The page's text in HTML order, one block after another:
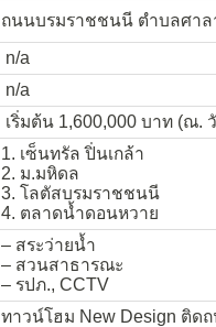
ถนนบรมราชชนนี ตำบลศา
n/a
n/a
เริ่มต้น 1,600,000 บาท (ณ.
1. เซ็นทรัล ปิ่นเกล้า
2. ม.มหิดล
3. โลตัสบรมราชชนนี
4. ตลาดน้ำดอนหวาย
– สระว่ายน้ำ
– สวนสาธารณะ
– รปภ., CCTV
ทาวน์โฮม New Design ติด